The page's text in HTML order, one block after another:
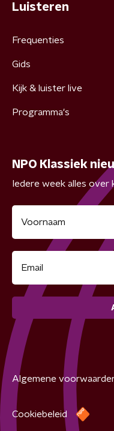
Luisteren
Frequenties
Gids
Kijk & luister live
Programma's
NPO Klassiek
Iedere week alles over
Algemene
Cookiebeleid